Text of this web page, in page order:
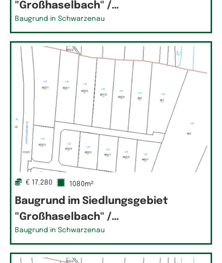
"Großhaselbach" /…
Baugrund in Schwarzenau
€ 17.280 1080m²
Baugrund im Siedlungsgebiet
"Großhaselbach" /…
Baugrund in Schwarzenau